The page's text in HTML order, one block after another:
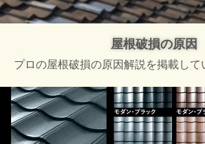
屋根破損の原因
プロの屋根破損の原因解説を掲載して